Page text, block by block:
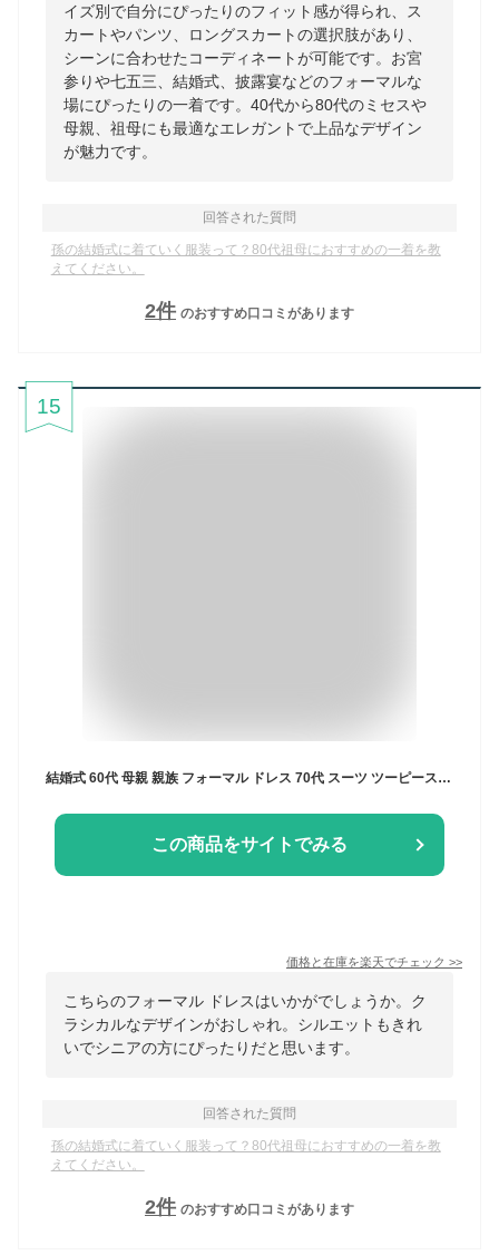
イズ別で自分にぴったりのフィット感が得られ、ス
カートやパンツ、ロングスカートの選択肢があり、
シーンに合わせたコーディネートが可能です。お宮
参りや七五三、結婚式、披露宴などのフォーマルな
場にぴったりの一着です。40代から80代のミセスや
母親、祖母にも最適なエレガントで上品なデザイン
が魅力です。
回答された質問
孫の結婚式に着ていく服装って？80代祖母におすすめの一着を教
えてください。
2件 のおすすめ口コミがあります
15
この商品をサイトでみる
価格と在庫を楽天でチェック >>
こちらのフォーマル ドレスはいかがでしょうか。ク
ラシカルなデザインがおしゃれ。シルエットもきれ
いでシニアの方にぴったりだと思います。
回答された質問
孫の結婚式に着ていく服装って？80代祖母におすすめの一着を教
えてください。
2件 のおすすめ口コミがあります